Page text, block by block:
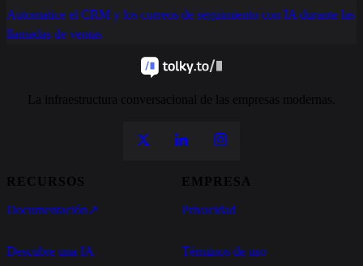
Automatice el CRM y los correos de seguimiento con IA durante las
llamadas de ventas
La infraestructura conversacional de las empresas modernas.
RECURSOS
Documentación↗
Descubre una IA
EMPRESA
Privacidad
Términos de uso